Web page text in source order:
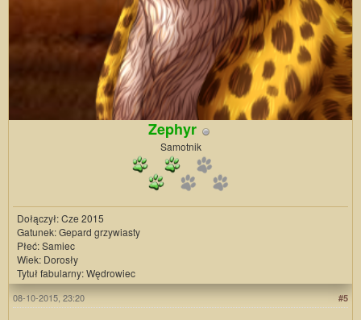
Zephyr
Samotnik
Dołączył: Cze 2015
Gatunek: Gepard grzywiasty
Płeć: Samiec
Wiek: Dorosły
Tytuł fabularny: Wędrowiec
#5
08-10-2015, 23:20